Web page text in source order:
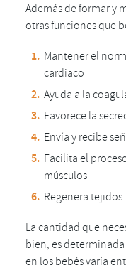
Además de formar y
otras funciones que
Mantener el
cardiaco
Ayuda a la
Favorece la
Envía y recibe
Facilita el
músculos
Regenera tejidos.
La cantidad que
bien, es
en los bebés varía